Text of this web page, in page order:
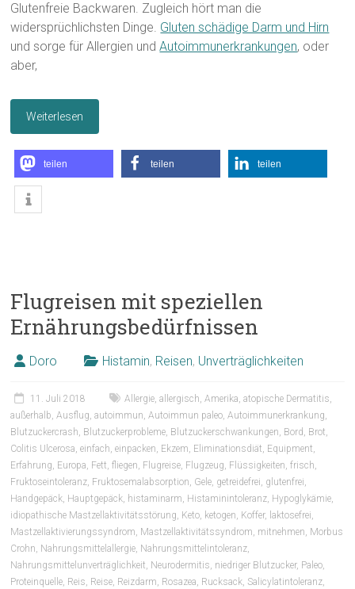
Glutenfreie Backwaren. Zugleich hört man die
widersprüchlichsten Dinge. Gluten schädige Darm und Hirn
und sorge für Allergien undAutoimmunerkrankungen, oder
aber,
Weiterlesen
teilen teilen teilen
Flugreisen mit speziellen
Ernährungsbedürfnissen
Doro Histamin, Reisen, Unverträglichkeiten
11. Juli 2018 Allergie,allergisch,Amerika,atopische Dermatitis,
außerhalb,Ausflug,autoimmun,Autoimmun paleo,Autoimmunerkrankung,
Blutzuckercrash, Blutzuckerprobleme, Blutzuckerschwankungen, Bord , Brot,
Colitis Ulcerosa,einfach,einpacken, Ekzem, Eliminationsdiät, Equipment,
Erfahrung, Europa, Fett,fliegen, Flugreise, Flugzeug, Flüssigkeiten,frisch,
Fruktoseintoleranz, Fruktosemalabsorption, Gele, getreidefrei, glutenfrei,
Handgepäck, Hauptgepäck, histaminarm, Histaminintoleranz, Hypoglykämie,
idiopathische Mastzellaktivitätsstörung, Keto, ketogen, Koffer, laktosefrei,
Mastzellaktivierungssyndrom, Mastzellaktivitätssyndrom, mitnehmen, Morbus
Crohn, Nahrungsmittelallergie, Nahrungsmittelintoleranz,
Nahrungsmittelunverträglichkeit, Neurodermitis, niedriger Blutzucker, Paleo,
Proteinquelle, Reis, Reise, Reizdarm, Rosazea, Rucksack, Salicylatintoleranz,